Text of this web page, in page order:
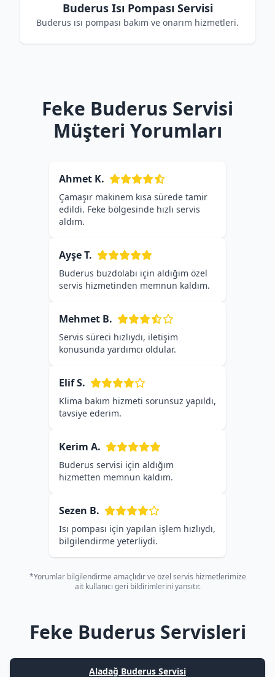
Buderus Isı Pompası Servisi
Buderus ısı pompası bakım ve onarım hizmetleri.
Feke Buderus Servisi
Müşteri Yorumları
Ahmet K.
Çamaşır makinem kısa sürede tamir
edildi. Feke bölgesinde hızlı servis
aldım.
Ayşe T.
Buderus buzdolabı için aldığım özel
servis hizmetinden memnun kaldım.
Mehmet B.
Servis süreci hızlıydı, iletişim
konusunda yardımcı oldular.
Elif S.
Klima bakım hizmeti sorunsuz yapıldı,
tavsiye ederim.
Kerim A.
Buderus servisi için aldığım
hizmetten memnun kaldım.
Sezen B.
Isı pompası için yapılan işlem hızlıydı,
bilgilendirme yeterliydi.
*Yorumlar bilgilendirme amaçlıdır ve özel servis hizmetlerimize
ait kullanıcı geri bildirimlerini yansıtır.
Feke Buderus Servisleri
Aladağ Buderus Servisi